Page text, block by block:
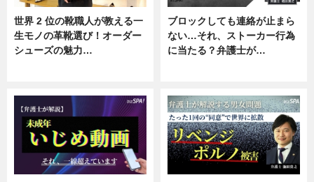
世界 2 位の靴職人が教える一
生モノの革靴選び！オーダー
シューズの魅力…
ブロックしても連絡が止まら
ない…それ、ストーカー行為
に当たる？弁護士が…